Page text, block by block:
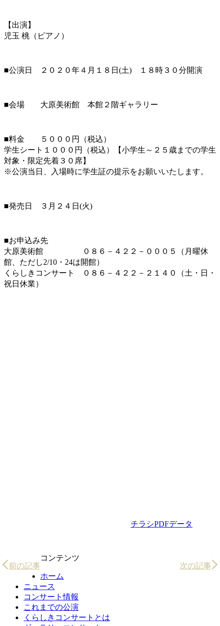
【出演】
児玉 桃（ピアノ）
■公演日 ２０２０年４月１８日(土) １８時３０分開演
■会場 大原美術館 本館２階ギャラリー
■料金 ５０００円（税込）
学生シート１０００円（税込）【小学生～２５歳までの学生
対象・限定先着３０席】
※公演当日、入場時に学生証の提示をお願いいたします。
■発売日 ３月２４日(火)
■お申込み先
大原美術館 ０８６－４２２－０００５（月曜休
館、ただし2/10・24は開館）
くらしきコンサート ０８６－４２２－２１４０（土・日・
祝日休業）
チラシPDFデータ
前の記事 次の記事
コンテンツ
ホーム
ニュース
コンサート情報
これまでの公演
くらしきコンサートとは